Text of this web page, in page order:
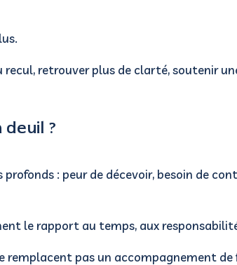
retrouver plus de clarté, soutenir
?
: peur de décevoir, besoin de
le rapport au temps, aux
remplacent pas un accompagnement de